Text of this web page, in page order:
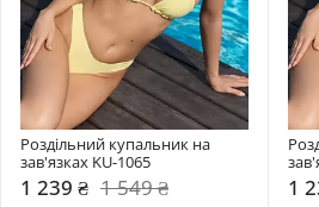
Роздільний купальник на
зав'язках KU-1065
1 239 ₴ 1 549 ₴ 1